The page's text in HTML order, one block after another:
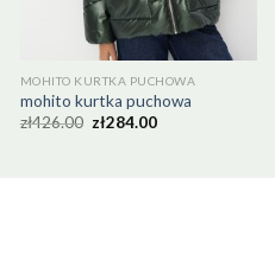
MOHITO KURTKA PUCHOWA
mohito kurtka puchowa
zł426.00 zł284.00